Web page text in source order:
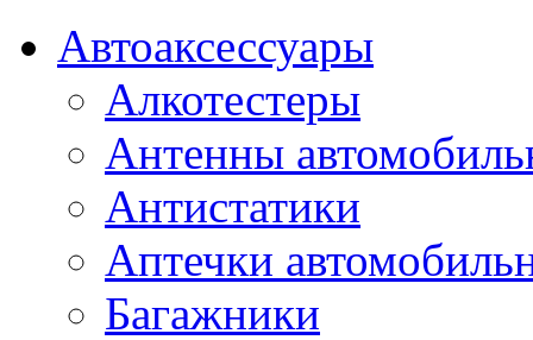
Автоаксессуары
Алкотестеры
Антенны
Антистатики
Аптечки
Багажники